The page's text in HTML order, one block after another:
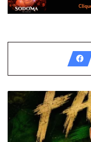
Adstropa
Falsos